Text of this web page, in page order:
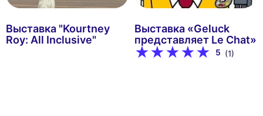
Выставка "Kourtney
Roy: All Inclusive"
Выставка «Geluck
представляет Le Chat»
5 (1)